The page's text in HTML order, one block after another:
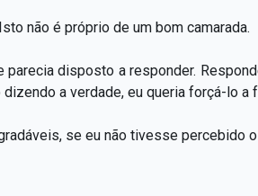
não é próprio de um bom camarada.
disposto a responder.
a verdade, eu queria forçá-lo a
se eu não tivesse percebido